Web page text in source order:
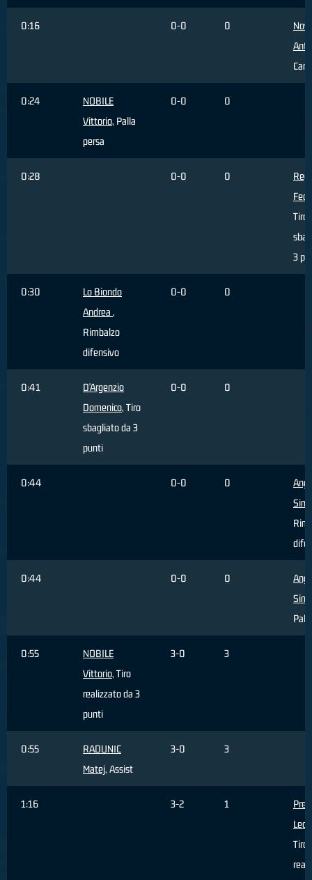
0:16 0-0 0
0:24
NOBILE
Vittorio, Palla
persa
0-0 0
0:28 0-0 0
Tiro
3
0:30
Lo Biondo
Andrea ,
Rimbalzo
difensivo
0-0 0
0:41
D'Argenzio
Domenico, Tiro
sbagliato da 3
punti
0-0 0
0:44 0-0 0
0:44 0-0 0
0:55
NOBILE
Vittorio, Tiro
realizzato da 3
punti
3-0 3
0:55
RADUNIC
Matej, Assist
3-0 3
1:16 3-2 1
Tiro